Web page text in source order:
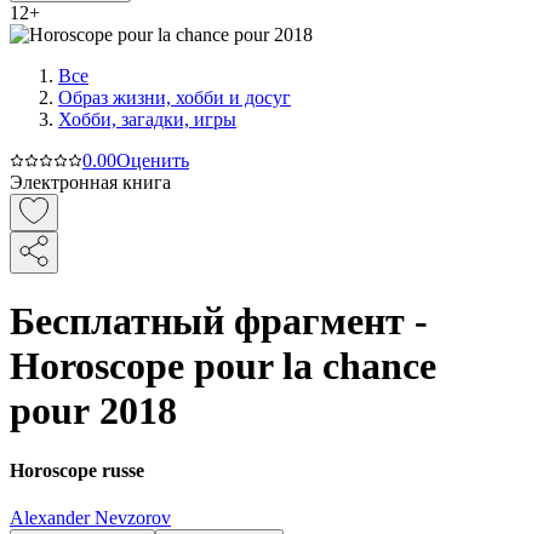
12+
Все
Образ жизни, хобби и досуг
Хобби, загадки, игры
0.00Оценить
Электронная книга
Бесплатный фрагмент -
Horoscope pour la chance
pour 2018
Horoscope russe
Alexander Nevzorov